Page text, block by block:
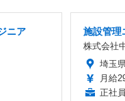
ニア 施設管理
株式会社
埼玉
月給
正社員